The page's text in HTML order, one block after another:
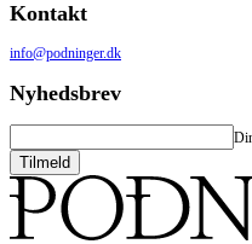
Kontakt
info@podninger.dk
Nyhedsbrev